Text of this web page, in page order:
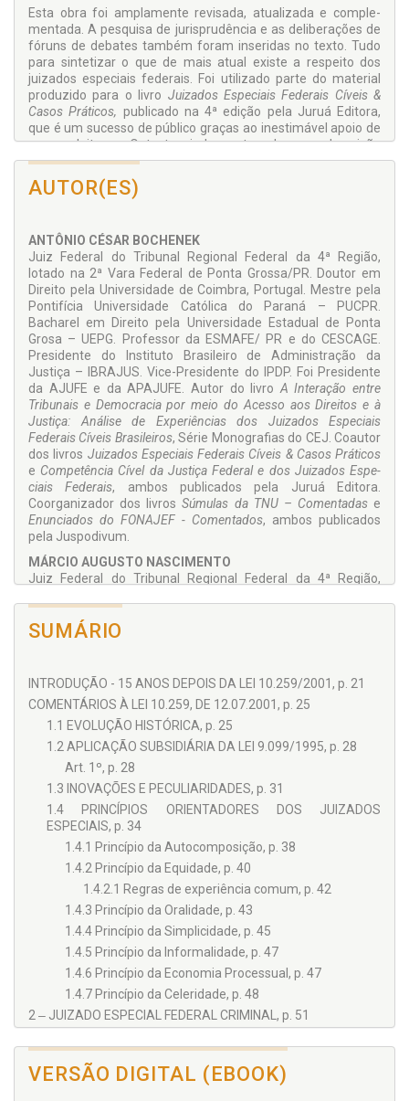
Esta obra foi amplamente revisada, atualizada e comple­
mentada. A pesquisa de jurisprudência e as deliberações de
fóruns de debates também foram inseridas no texto. Tudo
para sintetizar o que de mais atual existe a respeito dos
juizados especiais federais. Foi utilizado parte do material
produzido para o livro Juizados Especiais Federais Cíveis &
Casos Práticos, publicado na 4ª edição pela Juruá Editora,
que é um sucesso de público graças ao inestimável apoio de
nossos leitores. O texto ainda contempla uma descrição
detalhada do “procedimento” nas Turmas Regionais e de
Uniformização, com enfoque nas Resoluções do Con­selho
Nacional de Justiça que disciplinam a matéria, bem como na
O presente livro é o resultado de um esforço coletivo em
permanente construção e o leitor é o principal personagem
de transformação e vida da obra. Boa leitura.
AUTOR(ES)
ANTÔNIO CÉSAR BOCHENEK
Juiz Federal do Tribunal Regional Federal da 4ª Região,
lotado na 2ª Vara Federal de Ponta Grossa/PR. Dou­tor em
Direito pela Universidade de Coimbra, Portugal. Mestre pela
Pon­tifícia Universidade Católica do Paraná – PUCPR.
Bacharel em Direito pela Universidade Estadual de Ponta
Grosa – UEPG. Professor da ESMAFE/ PR e do CESCAGE.
Presidente do Instituto Brasileiro de Administração da
Justiça – IBRAJUS. Vice-Presidente do IPDP. Foi Presidente
da AJUFE e da APAJUFE. Autor do livroA Interação entre
Tribunais e Democracia por meio do Acesso aos Direitos e à
Justiça: Análise de Experiências dos Juizados Es­peciais
Federais Cíveis Brasileiros, Série Monografias do CEJ. Coautor
dos livros Juizados Especiais Federais Cíveis & Casos Práticos
e Competência Cível da Justiça Federal e dos Juizados Espe­
ciais Federais, ambos publicados pela Juruá Editora.
Coorganizador dos livrosSúmulas da TNU – Comentadas e
Enunciados do FONAJEF - Comentados, ambos publicados
pela Juspodivum.
MÁRCIO AUGUSTO NASCIMENTO
Juiz Federal do Tribunal Regional Federal da 4ª Região,
Direito pela Universidade Estadual de Londrina – UEL.
Professor convi­dado em cursos de Pós-Graduação em
Auditor Fiscal da Receita Federal do Brasil. Coautor do livro
Juizados Especiais Federais Cíveis & Casos Práticos , Juruá
Editora. Autor dos livrosBenefícios Previdenciários e
Assistenciais – Curso de Prática Judicial com Modelos de
Petições e Requeri­mentos, Juruá Editora e Aposentadoria
Pública Universal no Brasil: proposta para diminuir as
desigualdades sociais
da TNU – ComentadaseEnunciados do FONAJEF -
Comentados, ambos publi­cados pela Juspodivum.
SUMÁRIO
INTRODUÇÃO - 15 ANOS DEPOIS DA LEI 10.259/2001, p. 21
COMENTÁRIOS À LEI 10.259, DE 12.07.2001, p. 25
1.1 EVOLUÇÃO HISTÓRICA, p. 25
1.2 APLICAÇÃO SUBSIDIÁRIA DA LEI 9.099/1995, p. 28
Art. 1º, p. 28
1.3 INOVAÇÕES E PECULIARIDADES, p. 31
1.4 PRINCÍPIOS ORIENTADORES DOS JUIZADOS
ESPECIAIS, p. 34
1.4.1 Princípio da Autocomposição, p. 38
1.4.2 Princípio da Equidade, p. 40
1.4.2.1 Regras de experiência comum, p. 42
1.4.3 Princípio da Oralidade, p. 43
1.4.4 Princípio da Simplicidade, p. 45
1.4.5 Princípio da Informalidade, p. 47
1.4.6 Princípio da Economia Processual, p. 47
1.4.7 Princípio da Celeridade, p. 48
2 ‒ JUIZADO ESPECIAL FEDERAL CRIMINAL, p. 51
3 ‒ COMPETÊNCIA CÍVEL DOS JUIZADOS ESPECIAIS
VERSÃO DIGITAL (EBOOK)